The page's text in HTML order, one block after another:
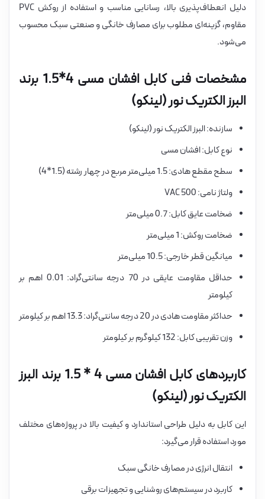
دلیل انعطاف‌پذیری بالا، رسانایی مناسب و استفاده از روکش PVC
مقاوم، گزینه‌ای مطلوب برای مصارف خانگی و صنعتی سبک محسوب
می‌شود.
مشخصات فنی کابل افشان مسی 4*1.5 برند
البرز الکتریک نور (لینکو)
سازنده: البرز الکتریک نور (لینکو)
نوع کابل: افشان مسی
سطح مقطع هادی: 1.5 میلی‌متر مربع در چهار رشته (1.5*4)
ولتاژ نامی: 500 VAC
ضخامت عایق کابل: 0.7 میلی‌متر
ضخامت روکش: 1 میلی‌متر
میانگین قطر خارجی: 10.5 میلی‌متر
حداقل مقاومت عایقی در 70 درجه سانتی‌گراد: 0.01 اهم بر
کیلومتر
حداکثر مقاومت هادی در 20 درجه سانتی‌گراد: 13.3 اهم بر کیلومتر
وزن تقریبی کابل: 132 کیلوگرم بر کیلومتر
کاربردهای کابل افشان مسی 4 * 1.5 برند البرز
الکتریک نور (لینکو)
این کابل به دلیل طراحی استاندارد و کیفیت بالا در پروژه‌های مختلف
مورد استفاده قرار می‌گیرد:
انتقال انرژی در مصارف خانگی سبک
کاربرد در سیستم‌های روشنایی و تجهیزات برقی